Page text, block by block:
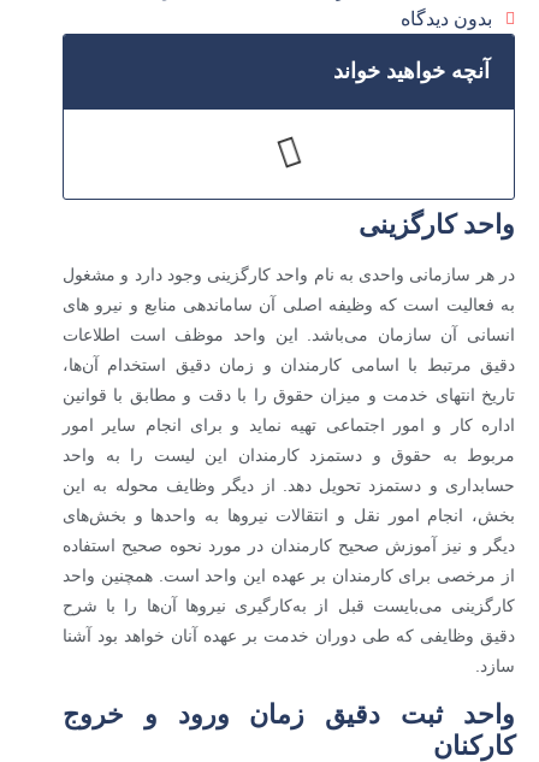
بدون دیدگاه
آنچه خواهید خواند
واحد کارگزینی
در هر سازمانی واحدی به نام واحد کارگزینی وجود دارد و مشغول
به فعالیت است که وظیفه اصلی آن ساماندهی منابع و نیرو های
انسانی آن سازمان می‌باشد. این واحد موظف است اطلاعات
دقیق مرتبط با اسامی کارمندان و زمان دقیق استخدام آن‌ها،
تاریخ انتهای خدمت و میزان حقوق را با دقت و مطابق با قوانین
اداره کار و امور اجتماعی تهیه نماید و برای انجام سایر امور
مربوط به حقوق و دستمزد کارمندان این لیست را به واحد
حسابداری و دستمزد تحویل دهد. از دیگر وظایف محوله به این
بخش، انجام امور نقل و انتقالات نیروها به واحدها و بخش‌های
دیگر و نیز آموزش صحیح کارمندان در مورد نحوه صحیح استفاده
از مرخصی برای کارمندان بر عهده این واحد است. همچنین واحد
کارگزینی می‌بایست قبل از به‌کارگیری نیروها آن‌ها را با شرح
دقیق وظایفی که طی دوران خدمت بر عهده آنان خواهد بود آشنا
سازد.
واحد ثبت دقیق زمان ورود و خروج
کارکنان